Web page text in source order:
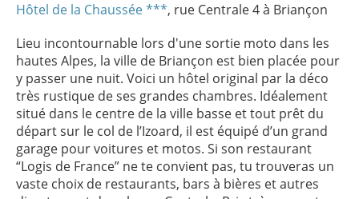
Hôtel de la Chaussée ***, rue Centrale 4 à Briançon
Lieu incontournable lors d'une sortie moto dans les
hautes Alpes, la ville de Briançon est bien placée pour
y passer une nuit. Voici un hôtel original par la déco
très rustique de ses grandes chambres. Idéalement
situé dans le centre de la ville basse et tout prêt du
départ sur le col de l’Izoard, il est équipé d’un grand
garage pour voitures et motos. Si son restaurant
“Logis de France” ne te convient pas, tu trouveras un
vaste choix de restaurants, bars à bières et autres